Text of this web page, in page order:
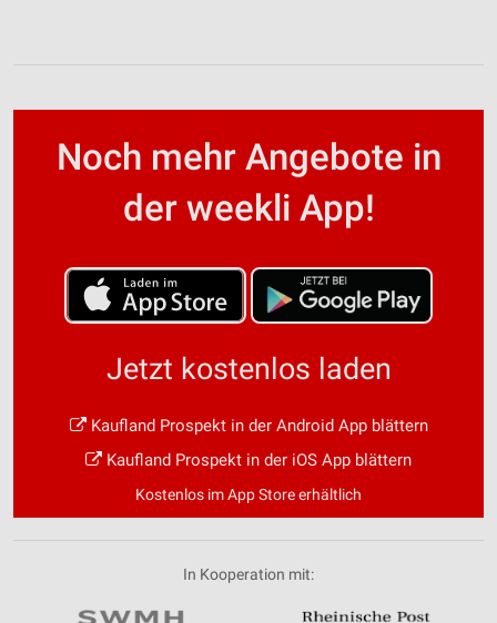
Noch mehr Angebote in
der weekli App!
Jetzt kostenlos laden
Kaufland Prospekt in der Android App blättern
Kaufland Prospekt in der iOS App blättern
Kostenlos im App Store erhältlich
In Kooperation mit: